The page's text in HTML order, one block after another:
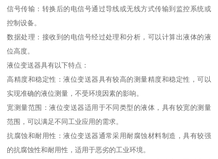
信号传输：转换后的电信号通过导线或无线方式传输到监控系统或
控制设备。
数据处理：接收到的电信号经过处理和分析，可以计算出液体的液
位高度。
液位变送器具有以下特点：
高精度和稳定性：液位变送器具有较高的测量精度和稳定性，可以
实现准确的液位测量，不受环境因素的影响。
宽测量范围：液位变送器适用于不同类型的液体，具有较宽的测量
范围，可以满足不同工业应用的需求。
抗腐蚀和耐用性：液位变送器通常采用耐腐蚀材料制造，具有较强
的抗腐蚀性和耐用性，适用于恶劣的工业环境。